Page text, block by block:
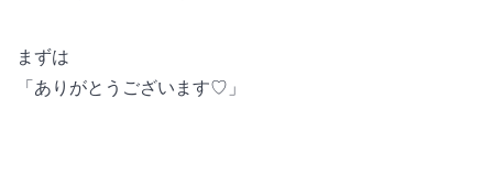
まずは
「ありがとうございます♡」